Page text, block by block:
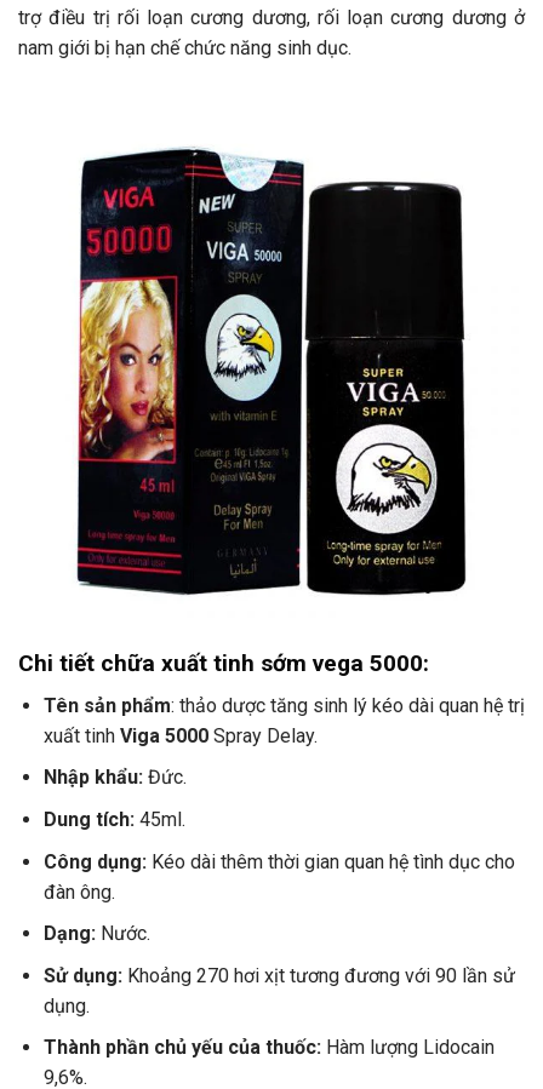
trợ điều trị rối loạn cương dương, rối loạn cương dương ở
nam giới bị hạn chế chức năng sinh dục.
Chi tiết chữa xuất tinh sớm vega 5000:
Tên sản phẩm: thảo dược tăng sinh lý kéo dài quan hệ trị
xuất tinh Viga 5000Spray Delay.
Nhập khẩu:Đức.
Dung tích:45ml.
Công dụng:Kéo dài thêm thời gian quan hệ tình dục cho
đàn ông.
Dạng:Nước.
Sử dụng:Khoảng 270 hơi xịt tương đương với 90 lần sử
dụng.
Thành phần chủ yếu của thuốc:Hàm lượng Lidocain
9,6%.